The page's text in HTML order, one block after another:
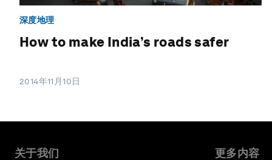
深度地理
How to make India’s roads safer
2014年11月10日
关于我们 更多内容